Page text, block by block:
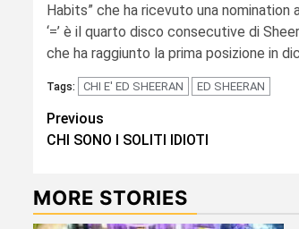
Habits” che ha ricevuto una nomination
‘=’ è il quarto disco consecutive di
che ha raggiunto la prima posizione in
Tags: CHI E' ED SHEERAN ED SHEERAN
Continue
Reading
Previous
CHI SONO I SOLITI IDIOTI
MORE STORIES